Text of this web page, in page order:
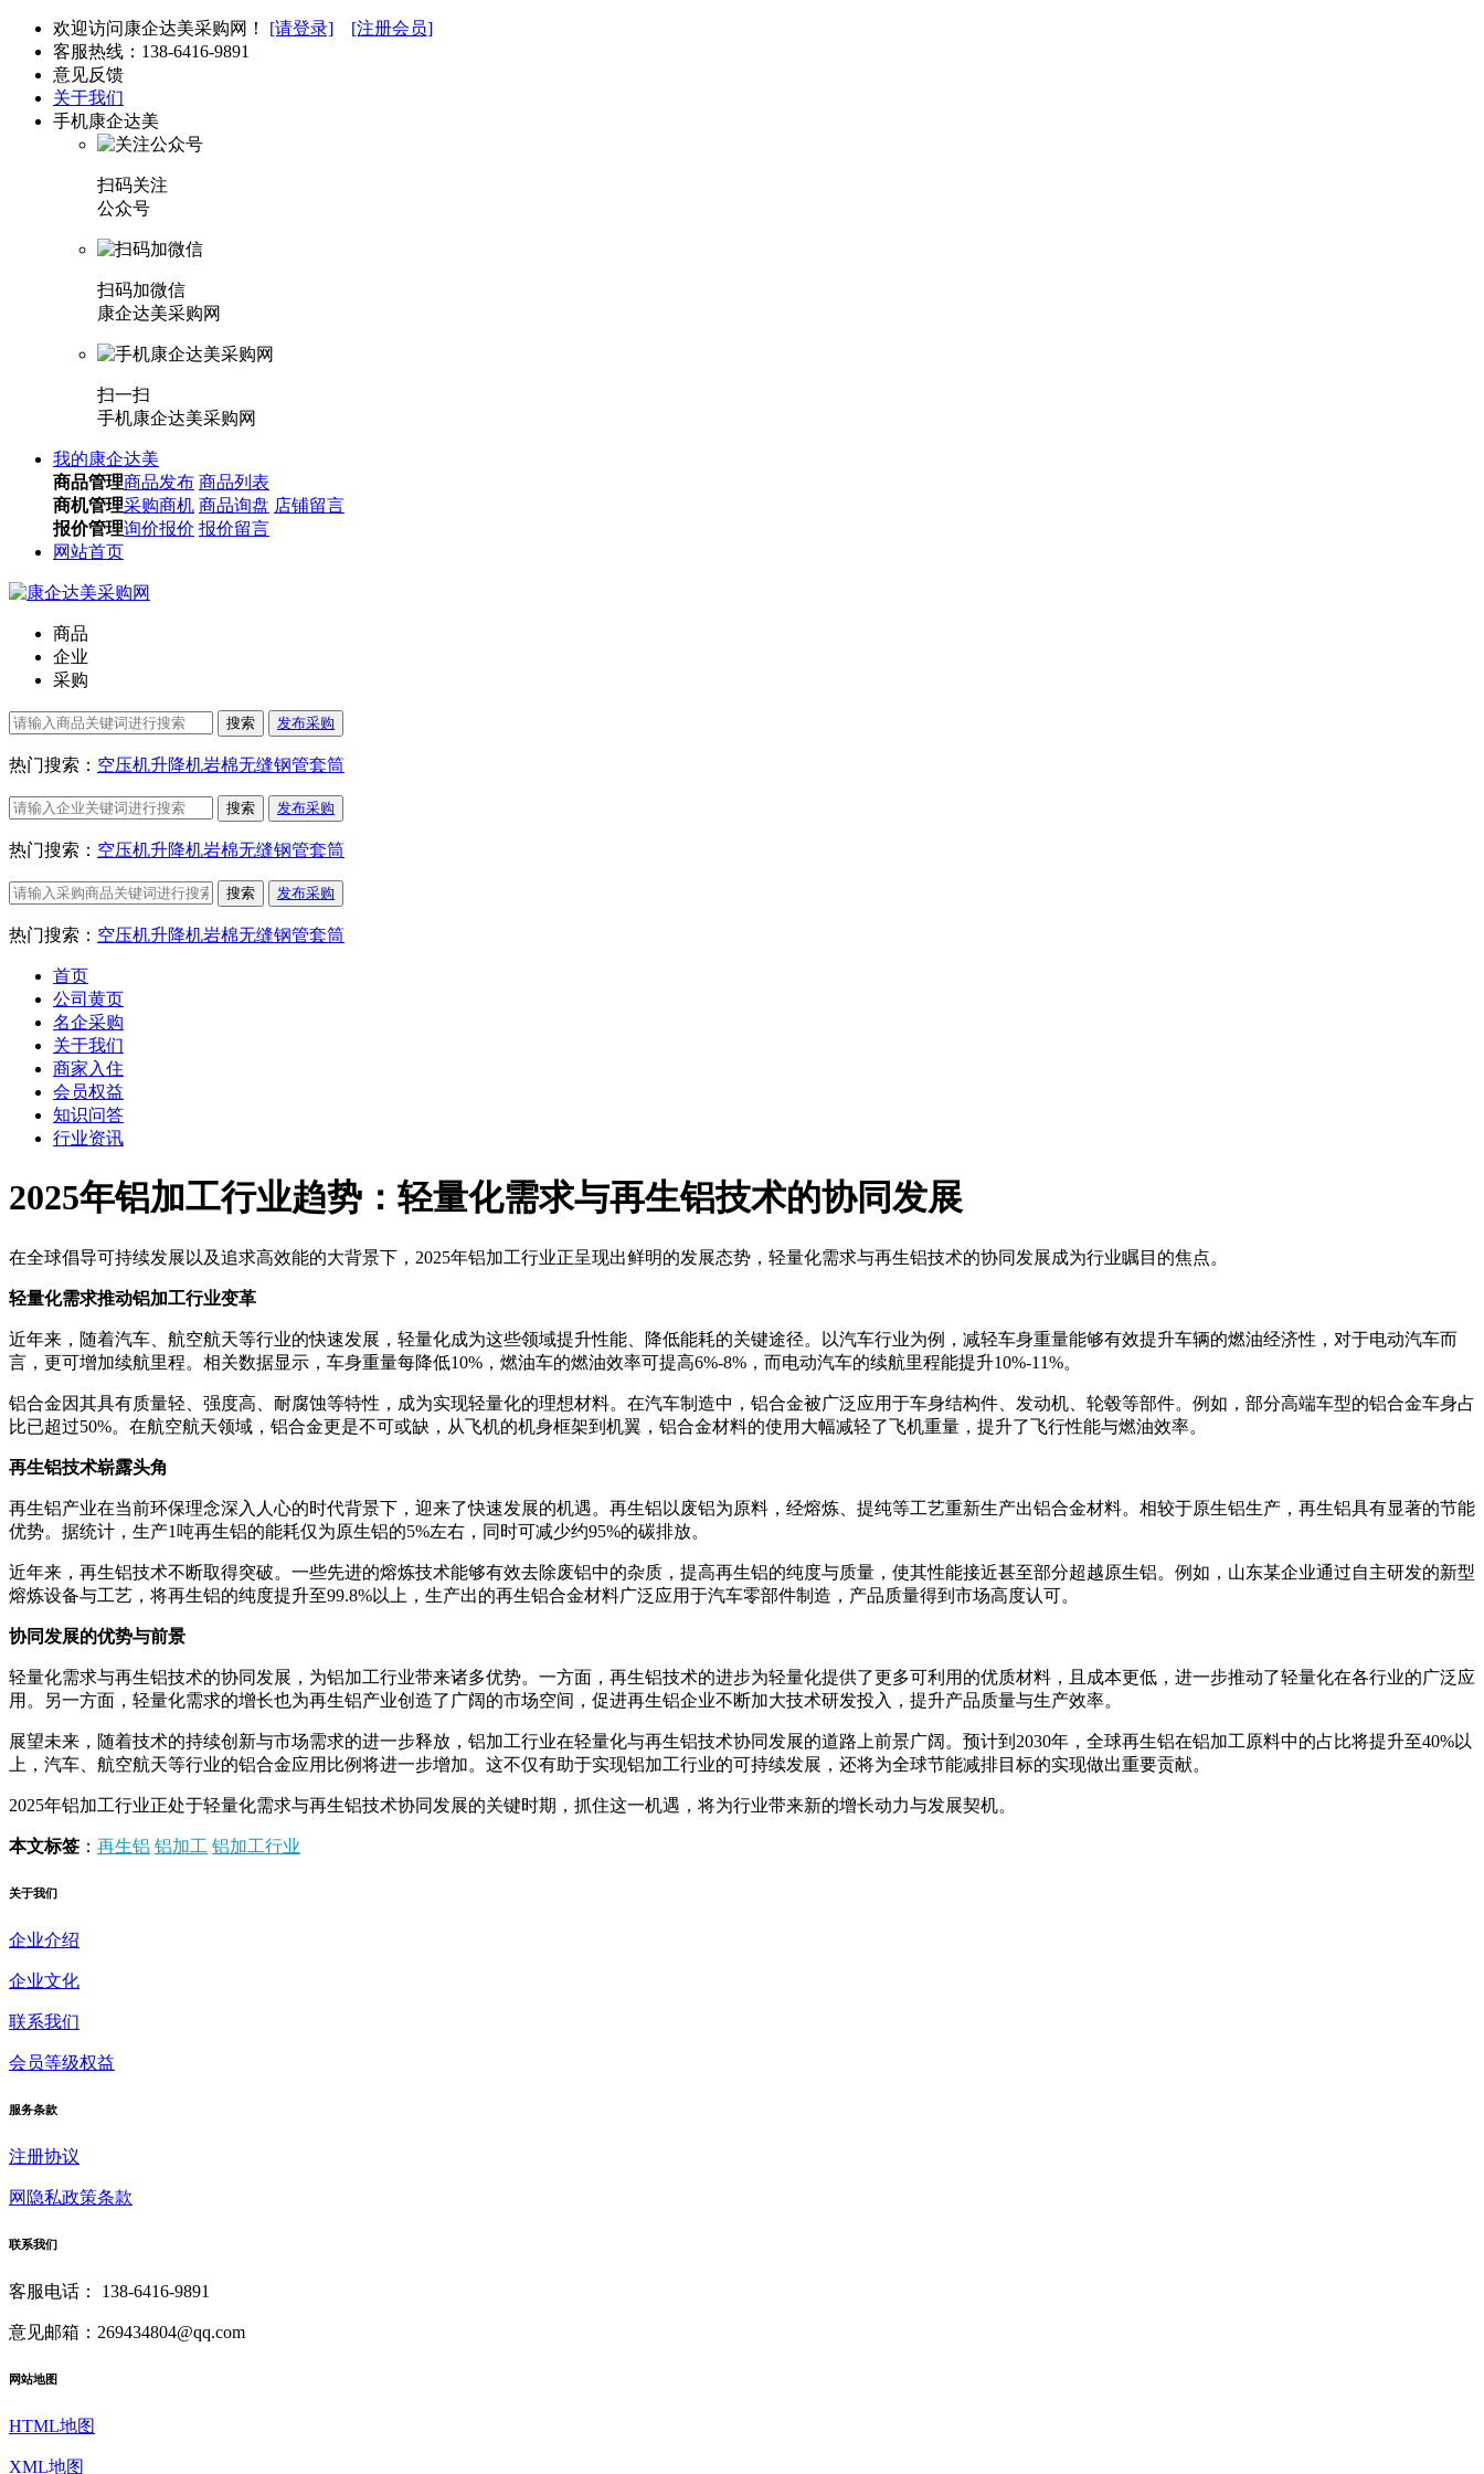
欢迎访问康企达美采购网！ [请登录]
[注册会员]
客服热线： 138-6416-9891
意见反馈
关于我们
手机康企达美
扫码关注
公众号
扫码加微信
康企达美采购网
扫一扫
手机康企达美采购网
我的康企达美
商品管理商品发布 商品列表
商机管理采购商机 商品询盘 店铺留言
报价管理询价报价 报价留言
网站首页
商品
企业
采购
搜索 发布采购
热门搜索： 空压机升降机岩棉无缝钢管套筒
搜索 发布采购
热门搜索： 空压机升降机岩棉无缝钢管套筒
搜索 发布采购
热门搜索： 空压机升降机岩棉无缝钢管套筒
首页
公司黄页
名企采购
关于我们
商家入住
会员权益
知识问答
行业资讯
2025年铝加工行业趋势：轻量化需求与再生铝技术的协同发展
在全球倡导可持续发展以及追求高效能的大背景下，2025年铝加工行业正呈现出鲜明的发展态势，轻量化需求与再生铝技术的协同发展成为行业瞩目的焦点。
轻量化需求推动铝加工行业变革
近年来，随着汽车、航空航天等行业的快速发展，轻量化成为这些领域提升性能、降低能耗的关键途径。以汽车行业为例，减轻车身重量能够有效提升车辆的燃油经济性，对于电动汽车而
言，更可增加续航里程。相关数据显示，车身重量每降低10%，燃油车的燃油效率可提高6%-8%，而电动汽车的续航里程能提升10%-11%。
铝合金因其具有质量轻、强度高、耐腐蚀等特性，成为实现轻量化的理想材料。在汽车制造中，铝合金被广泛应用于车身结构件、发动机、轮毂等部件。例如，部分高端车型的铝合金车身占
比已超过50%。在航空航天领域，铝合金更是不可或缺，从飞机的机身框架到机翼，铝合金材料的使用大幅减轻了飞机重量，提升了飞行性能与燃油效率。
再生铝技术崭露头角
再生铝产业在当前环保理念深入人心的时代背景下，迎来了快速发展的机遇。再生铝以废铝为原料，经熔炼、提纯等工艺重新生产出铝合金材料。相较于原生铝生产，再生铝具有显著的节能
优势。据统计，生产1吨再生铝的能耗仅为原生铝的5%左右，同时可减少约95%的碳排放。
近年来，再生铝技术不断取得突破。一些先进的熔炼技术能够有效去除废铝中的杂质，提高再生铝的纯度与质量，使其性能接近甚至部分超越原生铝。例如，山东某企业通过自主研发的新型
熔炼设备与工艺，将再生铝的纯度提升至99.8%以上，生产出的再生铝合金材料广泛应用于汽车零部件制造，产品质量得到市场高度认可。
协同发展的优势与前景
轻量化需求与再生铝技术的协同发展，为铝加工行业带来诸多优势。一方面，再生铝技术的进步为轻量化提供了更多可利用的优质材料，且成本更低，进一步推动了轻量化在各行业的广泛应
用。另一方面，轻量化需求的增长也为再生铝产业创造了广阔的市场空间，促进再生铝企业不断加大技术研发投入，提升产品质量与生产效率。
展望未来，随着技术的持续创新与市场需求的进一步释放，铝加工行业在轻量化与再生铝技术协同发展的道路上前景广阔。预计到2030年，全球再生铝在铝加工原料中的占比将提升至40%以
上，汽车、航空航天等行业的铝合金应用比例将进一步增加。这不仅有助于实现铝加工行业的可持续发展，还将为全球节能减排目标的实现做出重要贡献。
2025年铝加工行业正处于轻量化需求与再生铝技术协同发展的关键时期，抓住这一机遇，将为行业带来新的增长动力与发展契机。
本文标签 ： 再生铝 铝加工 铝加工行业
关于我们
企业介绍
企业文化
联系我们
会员等级权益
服务条款
注册协议
网隐私政策条款
联系我们
客服电话： 138-6416-9891
意见邮箱：269434804@qq.com
网站地图
HTML地图
XML地图